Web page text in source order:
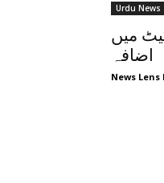
Urdu News
میں
اضافہ
News